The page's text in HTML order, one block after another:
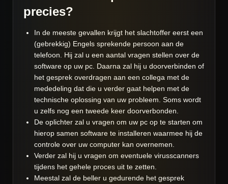
precies?
In de meeste gevallen krijgt het slachtoffer eerst een
(gebrekkig) Engels sprekende persoon aan de
telefoon. Hij zal u een aantal vragen stellen over de
software op uw pc. Daarna zal hij u doorverbinden of
het gesprek overdragen aan een collega met de
mededeling dat die u verder gaat helpen met de
technische oplossing van uw probleem. Soms wordt
u zelfs nog een tweede keer doorverbonden.
De oplichter zal u vragen om uw pc op te starten om
hierop samen software te installeren waarmee hij de
controle over uw computer kan overnemen.
Verder zal hij u vragen om eventuele virusscanners
tijdens het gehele proces uit te zetten.
Meestal zal de beller u gedurende het gesprek